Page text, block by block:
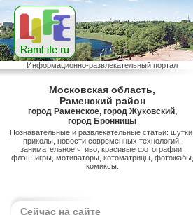
Информационно-развлекательный портал
Московская область,
Раменский район
город Раменское, город Жуковский,
город Бронницы
Познавательные и развлекательные статьи: шутки,
приколы, новости современных технологий,
занимательное чтиво, красивые фотографии,
флэш-игры, мотиваторы, котоматрицы, фотожабы,
комиксы.
Сейчас на сайте